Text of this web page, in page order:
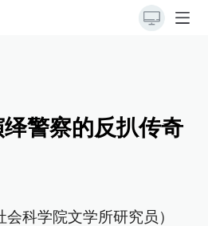
绎警察的反扒传奇
科学院文学所研究员）